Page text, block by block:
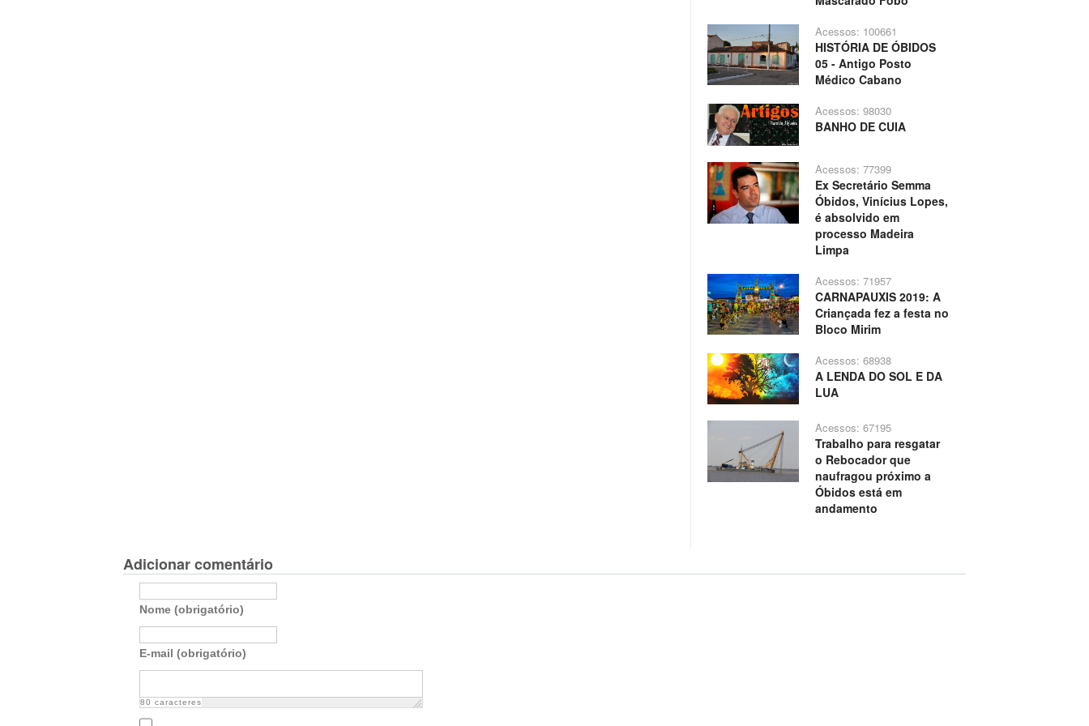
Acessos: 100661
HISTÓRIA DE ÓBIDOS
05 - Antigo Posto
Médico Cabano
Acessos: 98030
BANHO DE CUIA
Acessos: 77399
Ex Secretário Semma
Óbidos, Vinícius Lopes,
é absolvido em
processo Madeira
Limpa
Acessos: 71957
CARNAPAUXIS 2019: A
Criançada fez a festa no
Bloco Mirim
Acessos: 68938
A LENDA DO SOL E DA
LUA
Acessos: 67195
Trabalho para resgatar
o Rebocador que
naufragou próximo a
Óbidos está em
andamento
Adicionar comentário
Nome (obrigatório)
E-mail (obrigatório)
80 caracteres